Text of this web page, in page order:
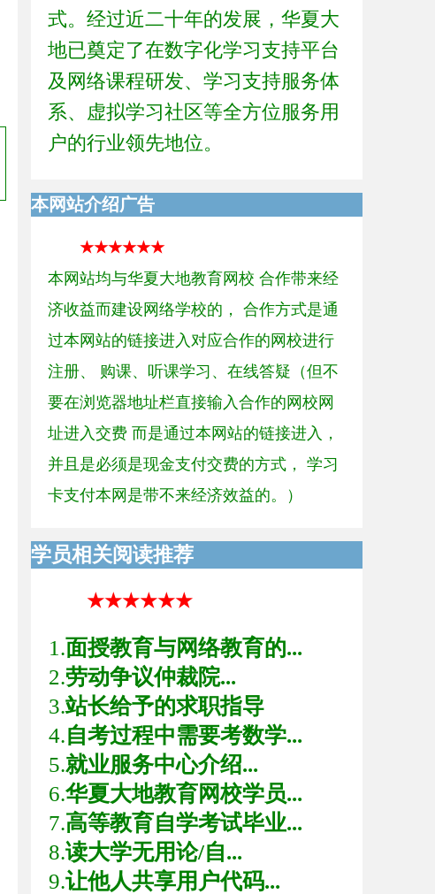
式。经过近二十年的发展，华夏大
地已奠定了在数字化学习支持平台
及网络课程研发、学习支持服务体
系、虚拟学习社区等全方位服务用
户的行业领先地位。
本网站介绍广告
★★★★★★
本网站均与华夏大地教育网校 合作带来经
济收益而建设网络学校的， 合作方式是通
过本网站的链接进入对应合作的网校进行
注册、 购课、听课学习、在线答疑（但不
要在浏览器地址栏直接输入合作的网校网
址进入交费 而是通过本网站的链接进入，
并且是必须是现金支付交费的方式， 学习
卡支付本网是带不来经济效益的。）
学员相关阅读推荐
★★★★★★
1.面授教育与网络教育的...
2.劳动争议仲裁院...
3.站长给予的求职指导
4.自考过程中需要考数学...
5.就业服务中心介绍...
6.华夏大地教育网校学员...
7.高等教育自学考试毕业...
8.读大学无用论/自...
9.让他人共享用户代码...